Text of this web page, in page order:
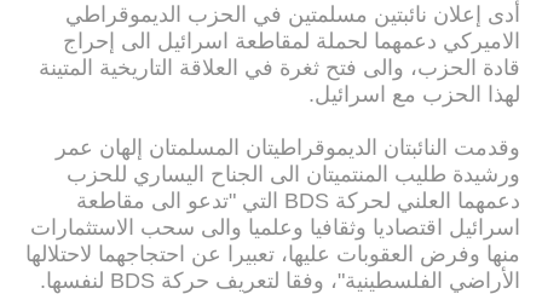
أدى إعلان نائبتين مسلمتين في الحزب الديموقراطي
الاميركي دعمهما لحملة لمقاطعة اسرائيل الى إحراج
قادة الحزب، والى فتح ثغرة في العلاقة التاريخية المتينة
لهذا الحزب مع اسرائيل.
وقدمت النائبتان الديموقراطيتان المسلمتان إلهان عمر
ورشيدة طليب المنتميتان الى الجناح اليساري للحزب
دعمهما العلني لحركة BDS التي "تدعو الى مقاطعة
اسرائيل اقتصاديا وثقافيا وعلميا والى سحب الاستثمارات
منها وفرض العقوبات عليها، تعبيرا عن احتجاجهما لاحتلالها
الأراضي الفلسطينية"، وفقا لتعريف حركة BDS لنفسها.